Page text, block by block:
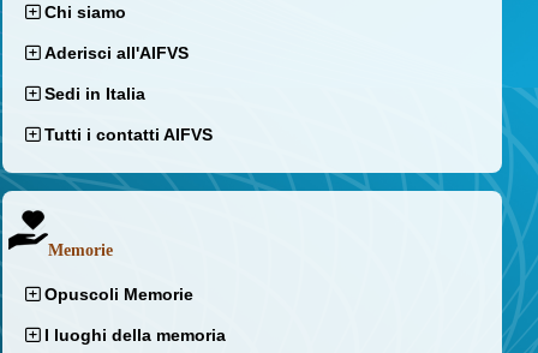
Chi siamo
Aderisci all'AIFVS
Sedi in Italia
Tutti i contatti AIFVS
Memorie
Opuscoli Memorie
I luoghi della memoria